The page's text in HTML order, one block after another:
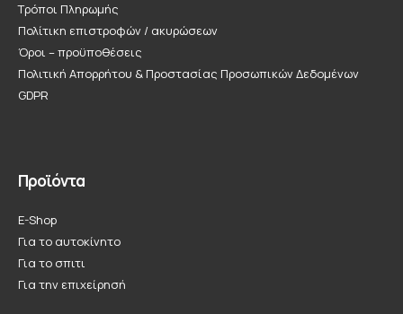
Τρόποι Πληρωμής
Πολίτικη επιστροφών / ακυρώσεων
Όροι – προϋποθέσεις
Πολιτική Απορρήτου & Προστασίας Προσωπικών Δεδομένων
GDPR
Προϊόντα
E-Shop
Για το αυτοκίνητο
Για το σπιτι
Για την επιχείρησή